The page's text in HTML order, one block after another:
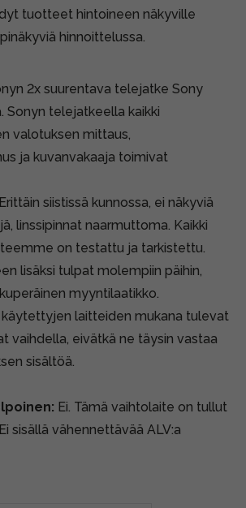
tuotteet hintoineen näkyville
hinnoittelussa.
2x suurentava telejatke Sony
Sonyn telejatkeella kaikki
valotuksen mittaus,
ja kuvanvakaaja toimivat
Erittäin siistissä kunnossa, ei näkyviä
linssipinnat naarmuttoma. Kaikki
on testattu ja tarkistettu.
lisäksi tulpat molempiin päihin,
myyntilaatikko.
laitteiden mukana tulevat
vaihdella, eivätkä ne täysin vastaa
sisältöä.
Ei. Tämä vaihtolaite on tullut
sisällä vähennettävää ALV:a